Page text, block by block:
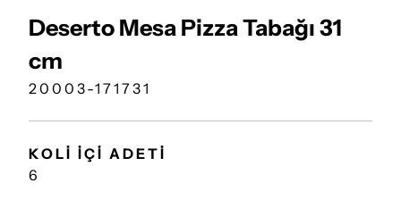
Deserto Mesa Pizza Tabağı 31
cm
20003-171731
KOLİ İÇİ ADETİ
6